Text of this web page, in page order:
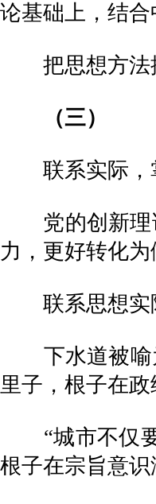
论基础上，结
把思想方法搞
（三）
联系实际，
党的创新理论
力，更好转化
联系思想实
下水道被喻为
里子，根子在政
“城市不仅要
根子在宗旨意识